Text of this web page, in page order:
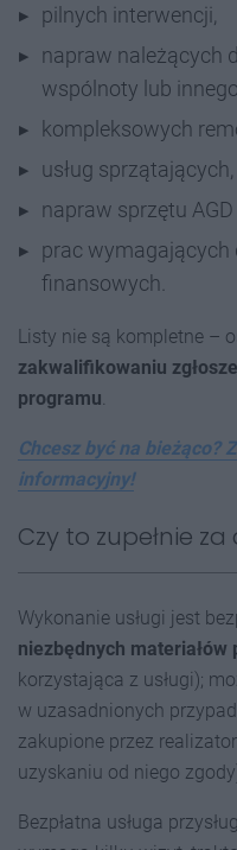
pilnych interwencji,
napraw należących
wspólnoty lub
kompleksowych
usług sprzątających,
napraw sprzętu AGD
prac wymagających
finansowych.
Listy nie są kompletne –
zakwalifikowaniu
programu
Chcesz być na bieżąco?
informacyjny!
Czy to zupełnie
Wykonanie usługi jest
niezbędnych
korzystająca z usługi);
w uzasadnionych
zakupione przez
uzyskaniu od niego
Bezpłatna usługa